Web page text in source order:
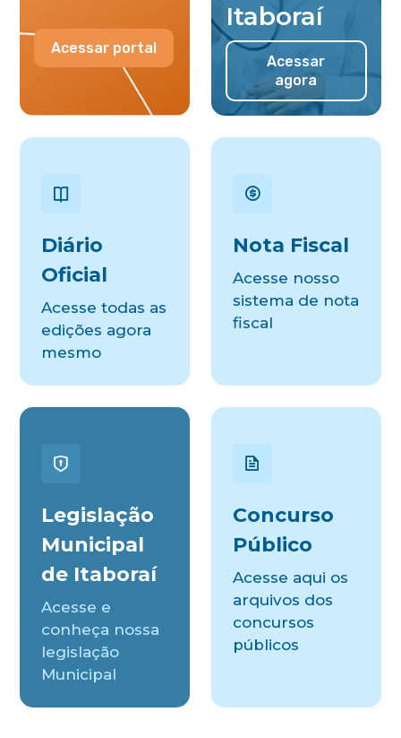
Acessar portal
Itaboraí
Acessar
agora
Diário
Oficial
Acesse todas as
edições agora
mesmo
Nota Fiscal
Acesse nosso
sistema de nota
fiscal
Legislação
Municipal
de Itaboraí
Acesse e
conheça nossa
legislação
Municipal
Concurso
Público
Acesse aqui os
arquivos dos
concursos
públicos